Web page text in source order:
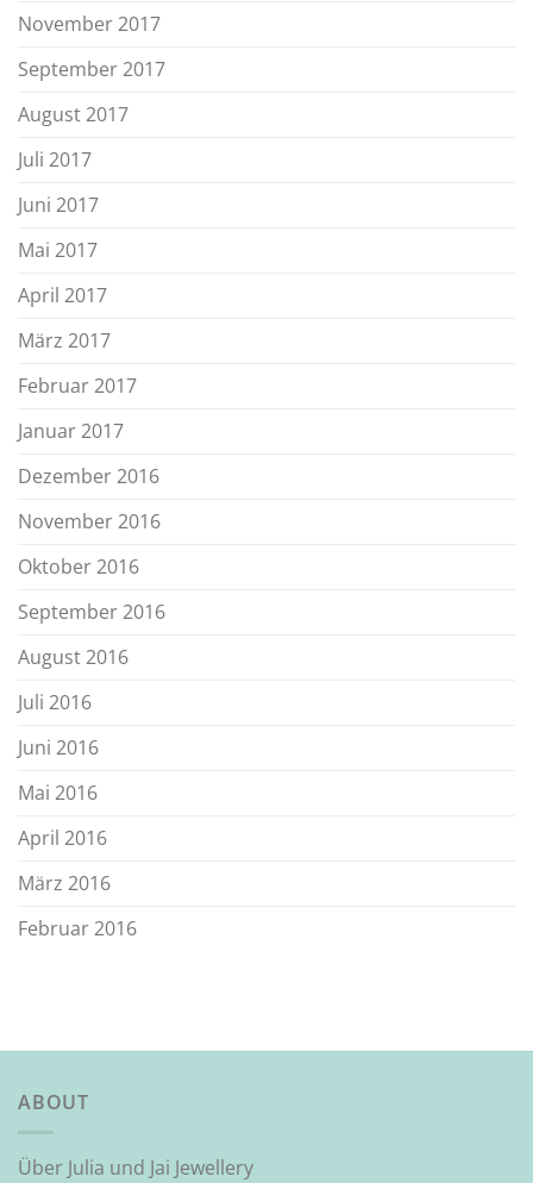
November 2017
September 2017
August 2017
Juli 2017
Juni 2017
Mai 2017
April 2017
März 2017
Februar 2017
Januar 2017
Dezember 2016
November 2016
Oktober 2016
September 2016
August 2016
Juli 2016
Juni 2016
Mai 2016
April 2016
März 2016
Februar 2016
ABOUT
Über Julia und Jai Jewellery